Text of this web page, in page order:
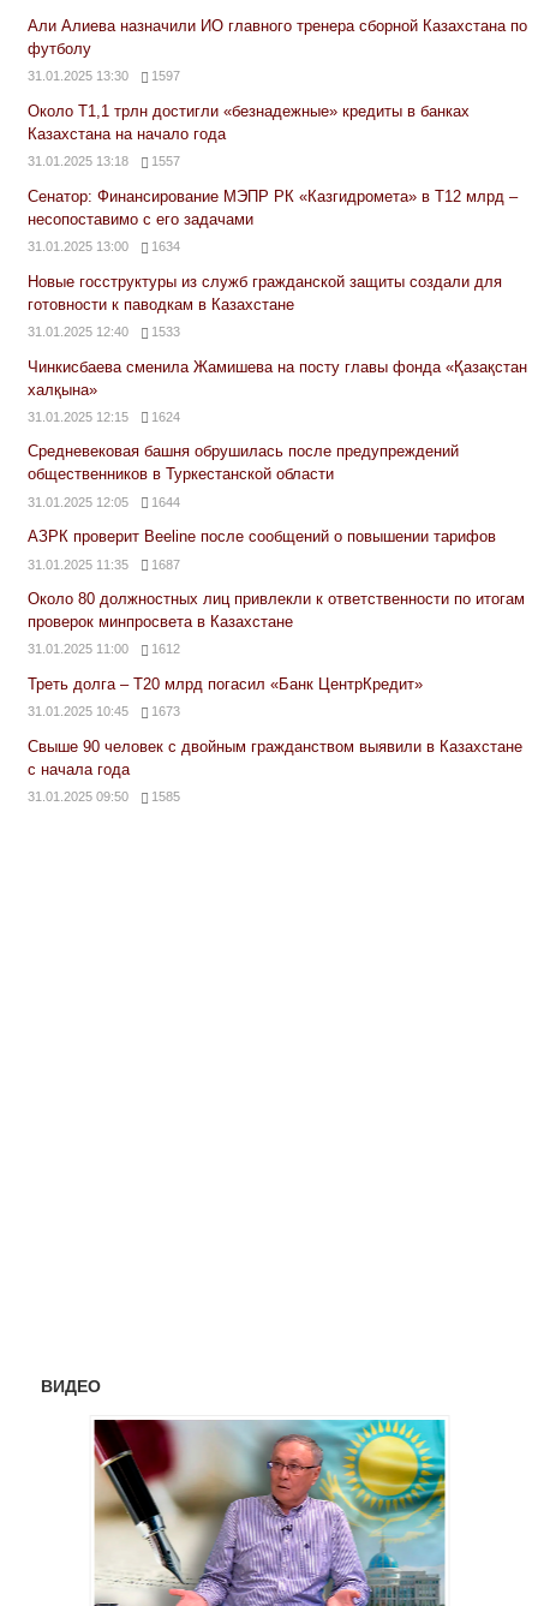
Али Алиева назначили ИО главного тренера сборной Казахстана по
футболу
31.01.2025 13:30 1597
Около Т1,1 трлн достигли «безнадежные» кредиты в банках
Казахстана на начало года
31.01.2025 13:18 1557
Сенатор: Финансирование МЭПР РК «Казгидромета» в Т12 млрд –
несопоставимо с его задачами
31.01.2025 13:00 1634
Новые госструктуры из служб гражданской защиты создали для
готовности к паводкам в Казахстане
31.01.2025 12:40 1533
Чинкисбаева сменила Жамишева на посту главы фонда «Қазақстан
халқына»
31.01.2025 12:15 1624
Средневековая башня обрушилась после предупреждений
общественников в Туркестанской области
31.01.2025 12:05 1644
АЗРК проверит Beeline после сообщений о повышении тарифов
31.01.2025 11:35 1687
Около 80 должностных лиц привлекли к ответственности по итогам
проверок минпросвета в Казахстане
31.01.2025 11:00 1612
Треть долга – Т20 млрд погасил «Банк ЦентрКредит»
31.01.2025 10:45 1673
Свыше 90 человек с двойным гражданством выявили в Казахстане
с начала года
31.01.2025 09:50 1585
ВИДЕО